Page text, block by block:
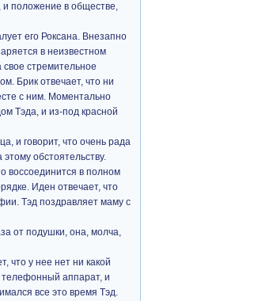
положение в обществе,
его Роксана. Внезапно
в неизвестном
свое стремительное
Брик отвечает, что ни
с ним. Моментально
Тэда, и из-под красной
и говорит, что очень рада
обстоятельству.
воссоединится в полном
Иден отвечает, что
Тэд поздравляет маму с
от подушки, она, молча,
что у нее нет ни какой
телефонный аппарат, и
все это время Тэд.